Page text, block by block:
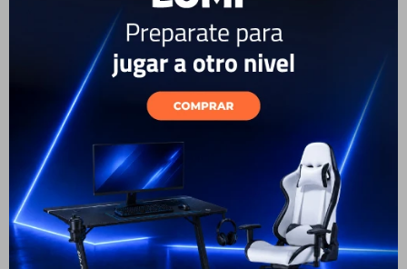
También te pueden interesar
50
Tiendas